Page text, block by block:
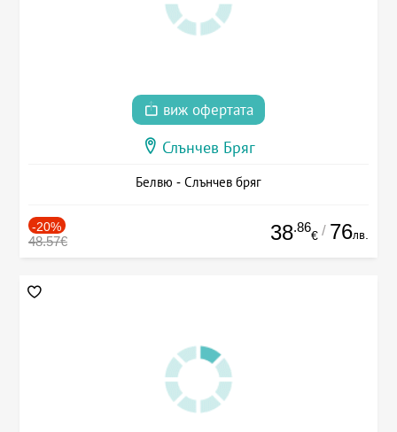
виж офертата
Слънчев Бряг
Белвю - Слънчев бряг
-20%
48.57€ 38.86
€ / 76лв.